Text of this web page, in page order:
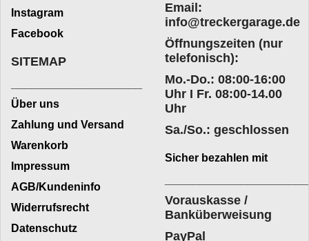
Instagram
Facebook
Email:
info@treckergarage.de
Öffnungszeiten (nur
telefonisch):
Mo.-Do.: 08:00-16:00
Uhr I Fr. 08:00-14.00
Uhr
Sa./So.: geschlossen
SITEMAP
Über uns
Zahlung und Versand
Warenkorb
Impressum
AGB/Kundeninfo
Widerrufsrecht
Datenschutz
Sicher bezahlen mit
Vorauskasse /
Banküberweisung
PayPal